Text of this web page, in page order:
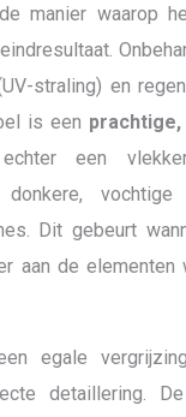
manier waarop
straling) en
is een
een
donkere,
Dit gebeurt
aan de elementen
egale
detaillering.